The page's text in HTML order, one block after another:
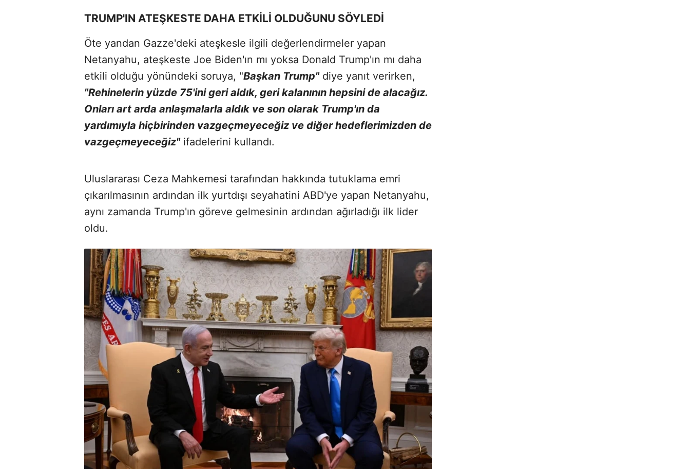
TRUMP'IN ATEŞKESTE DAHA ETKİLİ OLDUĞUNU SÖYLEDİ
Öte yandan Gazze'deki ateşkesle ilgili değerlendirmeler yapan
Netanyahu, ateşkeste Joe Biden'ın mı yoksa Donald Trump'ın mı daha
etkili olduğu yönündeki soruya, "Başkan Trump"diye yanıt verirken,
"Rehinelerin yüzde 75'ini geri aldık, geri kalanının hepsini de alacağız.
Onları art arda anlaşmalarla aldık ve son olarak Trump'ın da
yardımıyla hiçbirinden vazgeçmeyeceğiz ve diğer hedeflerimizden de
vazgeçmeyeceğiz"ifadelerini kullandı.
Uluslararası Ceza Mahkemesi tarafından hakkında tutuklama emri
çıkarılmasının ardından ilk yurtdışı seyahatini ABD'ye yapan Netanyahu,
aynı zamanda Trump'ın göreve gelmesinin ardından ağırladığı ilk lider
oldu.